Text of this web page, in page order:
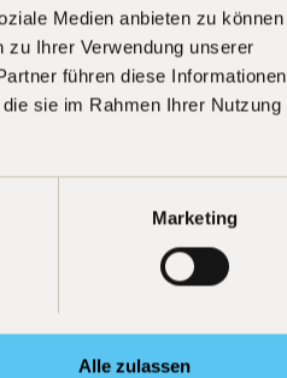
Medien anbieten zu können
zu Ihrer Verwendung unserer
führen diese Informationen
sie im Rahmen Ihrer Nutzung
Marketing
Alle zulassen